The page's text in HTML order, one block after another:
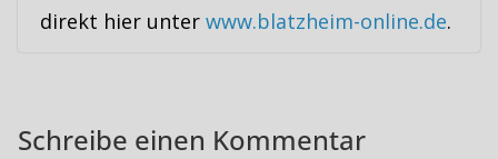
direkt hier unter www.blatzheim-online.de.
Schreibe einen Kommentar